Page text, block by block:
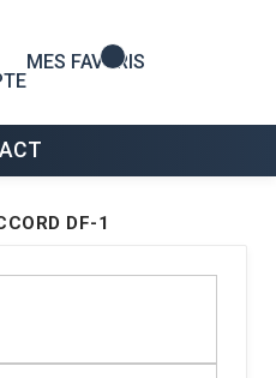
MES FAVORIS
DF-1